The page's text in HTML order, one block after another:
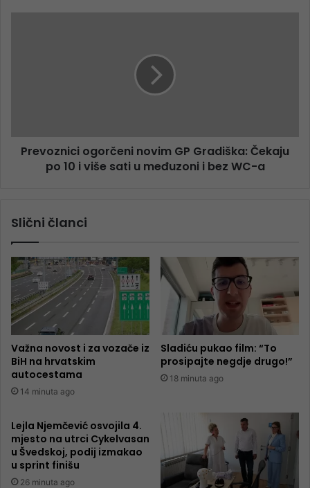
Prevoznici ogorčeni novim GP Gradiška: Čekaju
po 10 i više sati u međuzoni i bez WC-a
Slični članci
Važna novost i za vozače iz
BiH na hrvatskim
autocestama
14 minuta ago
Sladiću pukao film: “To
prosipajte negdje drugo!”
18 minuta ago
Lejla Njemčević osvojila 4.
mjesto na utrci Cykelvasan
u Švedskoj, podij izmakao
u sprint finišu
26 minuta ago